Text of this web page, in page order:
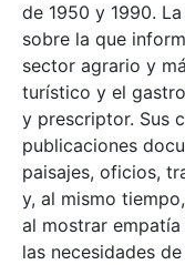
de 1950 y 1990.
sobre la que
sector agrario y
turístico y el
y prescriptor. Sus
publicaciones
paisajes, oficios,
y, al mismo
al mostrar
las necesidades